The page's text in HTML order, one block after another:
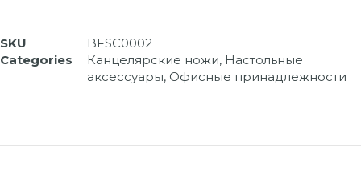
SKU
BFSC0002
Categories
Канцелярские ножи, Настольные
аксессуары, Офисные принадлежности